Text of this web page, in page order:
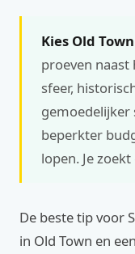
Kies Old
proeven naast
sfeer,
gemoedelijker
beperkter
lopen. Je
De beste tip voor
in Old Town en